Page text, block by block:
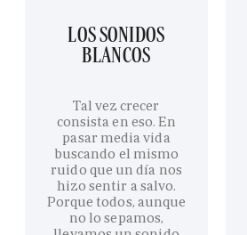
LOS SONIDOS
BLANCOS
Tal vez crecer
consista en eso. En
pasar media vida
buscando el mismo
ruido que un día nos
hizo sentir a salvo.
Porque todos, aunque
no lo sepamos,